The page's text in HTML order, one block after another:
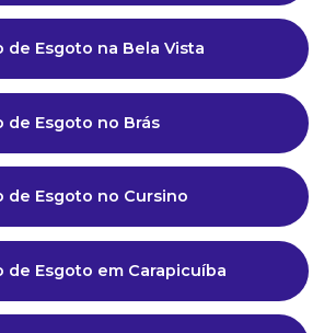
de Esgoto na Bela Vista
de Esgoto no Brás
de Esgoto no Cursino
de Esgoto em Carapicuíba